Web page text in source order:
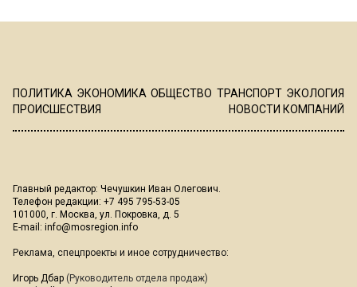
ПОЛИТИКА ЭКОНОМИКА ОБЩЕСТВО ТРАНСПОРТ ЭКОЛОГИЯ
ПРОИСШЕСТВИЯ
НОВОСТИ КОМПАНИЙ
Главный редактор: Чечушкин Иван Олегович.
Телефон редакции: +7 495 795-53-05
101000, г. Москва, ул. Покровка, д. 5
E-mail: info@mosregion.info
Реклама, спецпроекты и иное сотрудничество:
Игорь Дбар (Руководитель отдела продаж)